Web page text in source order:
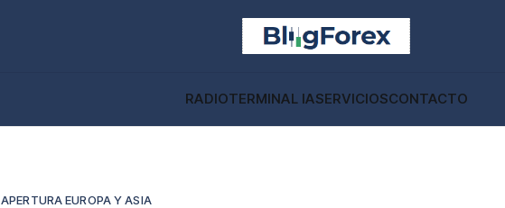
RADIOTERMINAL IASERVICIOSCONTACTO
APERTURA EUROPA Y ASIA